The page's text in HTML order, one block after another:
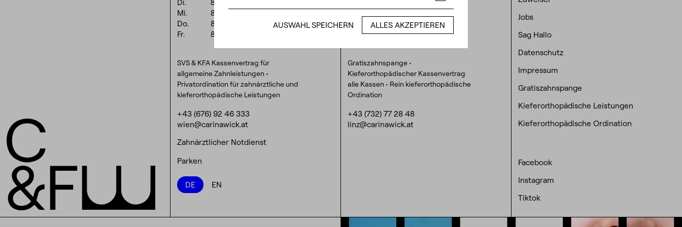
Di. 8:00
Mi.
8:00
Do.
8:00
Fr.
8:00
SVS & KFA Kassenvertrag für
allgemeine Zahnleistungen •
Privatordination für zahnärztliche und
kieferorthopädische Leistungen
+43 (676) 92 46 333
wien@carinawick.at
Zahnärztlicher Notdienst
Parken
DE EN
Do.
8:00— 17:00
8:00— 13:00
Gratiszahnspange •
Kieferorthopädischer Kassenvertrag
alle Kassen • Rein kieferorthopädische
Ordination
+43 (732) 77 28 48
linz@carinawick.at
Jobs
Sag Hallo
Datenschutz
Impressum
Gratiszahnspange
Kieferorthopädische Leistungen
Kieferorthopädische Ordination
Facebook
Instagram
Tiktok
Cookies
AUSWAHL SPEICHERN ALLES AKZEPTIEREN